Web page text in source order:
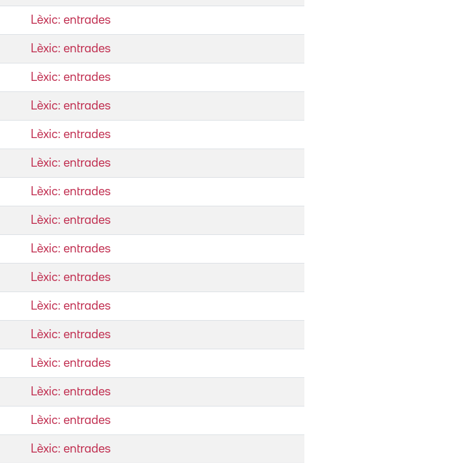
Lèxic: entrades
Lèxic: entrades
Lèxic: entrades
Lèxic: entrades
Lèxic: entrades
Lèxic: entrades
Lèxic: entrades
Lèxic: entrades
Lèxic: entrades
Lèxic: entrades
Lèxic: entrades
Lèxic: entrades
Lèxic: entrades
Lèxic: entrades
Lèxic: entrades
Lèxic: entrades